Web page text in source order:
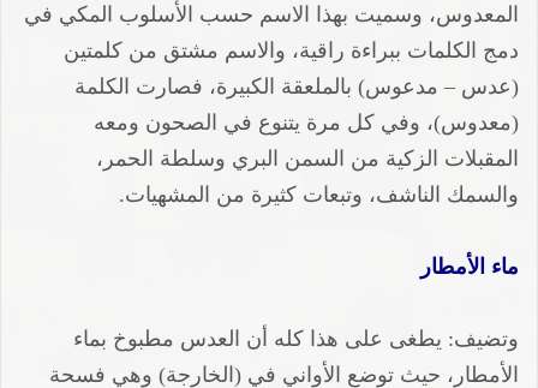
المعدوس، وسميت بهذا الاسم حسب الأسلوب المكي في
دمج الكلمات ببراءة راقية، والاسم مشتق من كلمتين
(عدس – مدعوس) بالملعقة الكبيرة، فصارت الكلمة
(معدوس)، وفي كل مرة يتنوع في الصحون ومعه
المقبلات الزكية من السمن البري وسلطة الحمر،
والسمك الناشف، وتبعات كثيرة من المشهيات.
ماء الأمطار
وتضيف: يطغى على هذا كله أن العدس مطبوخ بماء
الأمطار، حيث توضع الأواني في (الخارجة) وهي فسحة